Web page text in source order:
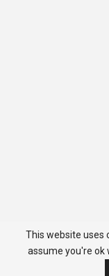
This website uses
assume you're ok